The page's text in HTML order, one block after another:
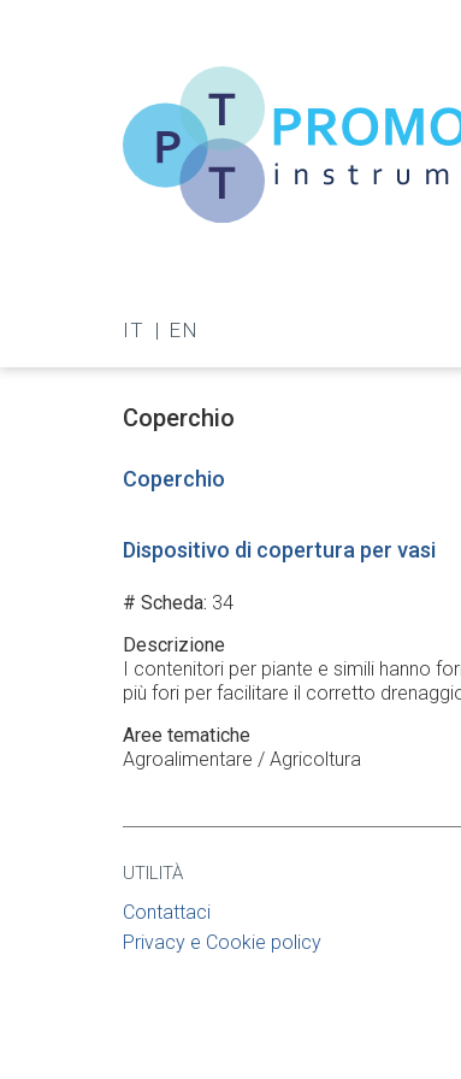
TT
IT EN
Coperchio
Coperchio
Dispositivo di copertura per vasi
# Scheda 34
Descrizione
I contenitori per piante e simili hanno
più fori per facilitare il corretto
Aree tematiche
Agroalimentare / Agricoltura
UTILITÀ
Contattaci
Privacy e Cookie policy